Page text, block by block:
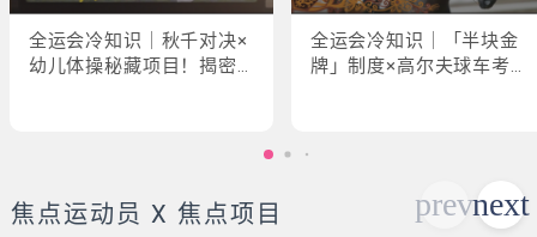
全运会冷知识｜秋千对决×
幼儿体操秘藏项目！揭密
全运会冷知识｜「半块金
牌」制度×高尔夫球车考牌
焦点运动员 X 焦点项目